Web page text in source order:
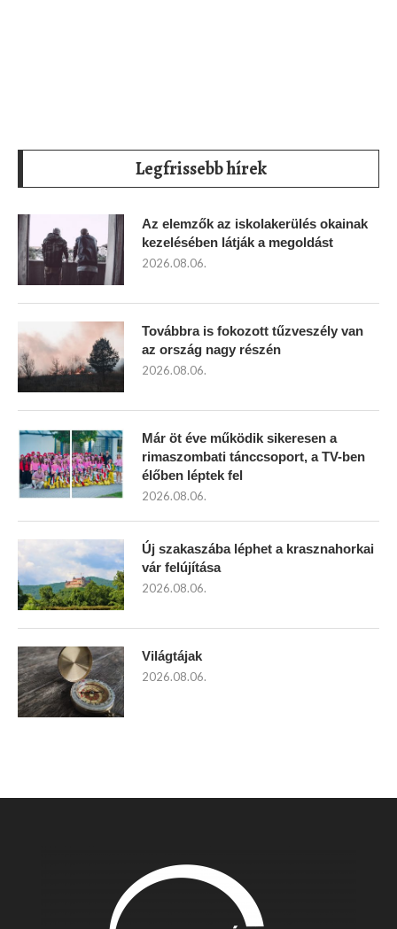
Legfrissebb hírek
Az elemzők az iskolakerülés okainak
kezelésében látják a megoldást
2026.08.06.
Továbbra is fokozott tűzveszély van
az ország nagy részén
2026.08.06.
Már öt éve működik sikeresen a
rimaszombati tánccsoport, a TV-ben
élőben léptek fel
2026.08.06.
Új szakaszába léphet a krasznahorkai
vár felújítása
2026.08.06.
Világtájak
2026.08.06.